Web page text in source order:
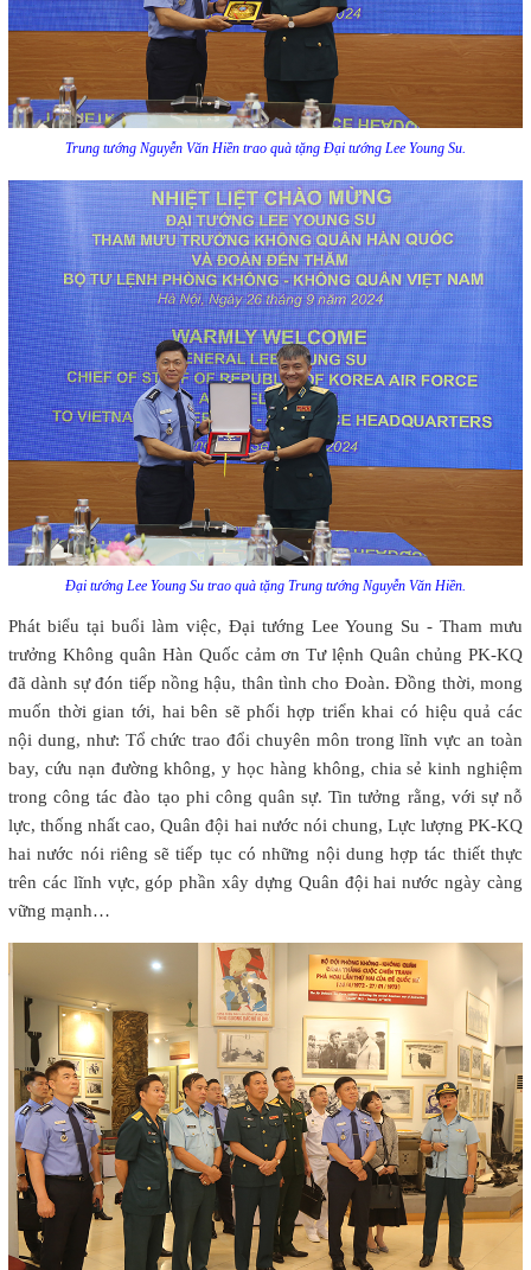
Trung tướng Nguyễn Văn Hiền trao quà tặng Đại tướng Lee Young Su.
Đại tướng Lee Young Su trao quà tặng Trung tướng Nguyễn Văn Hiền.
Phát biểu tại buổi làm việc, Đại tướng Lee Young Su - Tham mưu
trưởng Không quân Hàn Quốc cảm ơn Tư lệnh Quân chủng PK-KQ
đã dành sự đón tiếp nồng hậu, thân tình cho Đoàn. Đồng thời, mong
muốn thời gian tới, hai bên sẽ phối hợp triển khai có hiệu quả các
nội dung, như: Tổ chức trao đổi chuyên môn trong lĩnh vực an toàn
bay, cứu nạn đường không, y học hàng không, chia sẻ kinh nghiệm
trong công tác đào tạo phi công quân sự. Tin tưởng rằng, với sự nỗ
lực, thống nhất cao, Quân đội hai nước nói chung, Lực lượng PK-KQ
hai nước nói riêng sẽ tiếp tục có những nội dung hợp tác thiết thực
trên các lĩnh vực, góp phần xây dựng Quân đội hai nước ngày càng
vững mạnh…